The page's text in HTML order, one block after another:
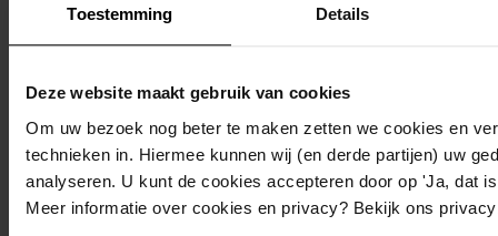
Toestemming Details
Deze website maakt gebruik van cookies
Om uw bezoek nog beter te maken zetten we cookies en
technieken in. Hiermee kunnen wij (en derde partijen) uw
analyseren. U kunt de cookies accepteren door op 'Ja, dat
Meer informatie over cookies en privacy? Bekijk ons